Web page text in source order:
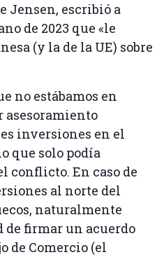
Jensen, escribió a
de 2023 que «le
(y la de la UE) sobre
no estábamos en
asesoramiento
inversiones en el
que solo podía
conflicto. En caso de
al norte del
naturalmente
firmar un acuerdo
de Comercio (el